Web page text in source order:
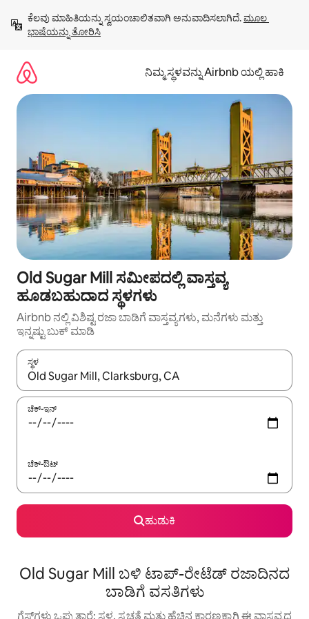
ಹೋಗಿ
ಕೆಲವು ಮಾಹಿತಿಯನ್ನು ಸ್ವಯಂಚಾಲಿತವಾಗಿ ಅನುವಾದಿಸಲಾಗಿದೆ. ಮೂಲ
ಭಾಷೆಯನ್ನು ತೋರಿಸಿ
ನಿಮ್ಮ ಸ್ಥಳವನ್ನು Airbnb ಯಲ್ಲಿ ಹಾಕಿ
Old Sugar Mill ಸಮೀಪದಲ್ಲಿ ವಾಸ್ತವ್ಯ
ಹೂಡಬಹುದಾದ ಸ್ಥಳಗಳು
Airbnb ನಲ್ಲಿ ವಿಶಿಷ್ಟ ರಜಾ ಬಾಡಿಗೆ ವಾಸ್ತವ್ಯಗಳು, ಮನೆಗಳು ಮತ್ತು
ಇನ್ನಷ್ಟು ಬುಕ್ ಮಾಡಿ
ಸ್ಥಳ
ಫಲಿತಾಂಶಗಳು ಲಭ್ಯವಿರುವಾಗ, ಅಪ್ ಮತ್ತು ಡೌನ್ ಬಾಣದ ಕೀಲಿಗಳೊಂದಿಗೆ
ಚೆಕ್-ಇನ್
ಚೆಕ್-ಔಟ್
ಹುಡುಕಿ
Old Sugar Mill ಬಳಿ ಟಾಪ್-ರೇಟೆಡ್ ರಜಾದಿನದ
ಬಾಡಿಗೆ ವಸತಿಗಳು
ಗೆಸ್ಟ್‌ಗಳು ಒಪ್ಪುತ್ತಾರೆ: ಸ್ಥಳ, ಸ್ವಚ್ಛತೆ ಮತ್ತು ಹೆಚ್ಚಿನ ಕಾರಣಕ್ಕಾಗಿ ಈ ವಾಸ್ತವ್ಯದ